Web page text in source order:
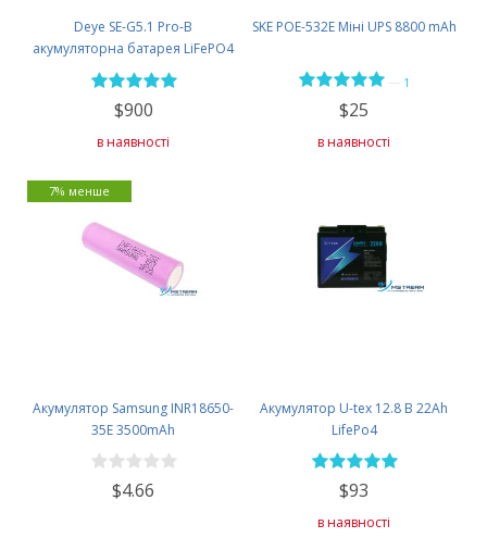
Deye SE-G5.1 Pro-B
акумуляторна батарея LiFePO4
51,2V 100AH
$900
в наявності
SKE POE-532E Міні UPS 8800 mAh
1
$25
в наявності
Акумулятор Samsung INR18650-
35E 3500mAh
$4.66
7% менше
Акумулятор U-tex 12.8 В 22Ah
LifePo4
$93
в наявності